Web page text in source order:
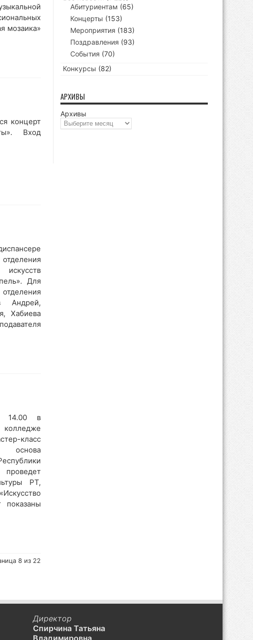
мозаика»
концерт
Вход
Для
Андрей,
Хабиева
14.00 в
класс
основа
РТ,
показаны
8 из 22
Абитуриентам (65)
Концерты (153)
Мероприятия (183)
Поздравления (93)
События (70)
Конкурсы (82)
АРХИВЫ
Архивы
Директор
Спирчина Татьяна
Владимировна